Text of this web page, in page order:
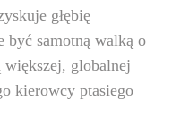
głębię
być samotną walką o
większej, globalnej
kierowcy ptasiego